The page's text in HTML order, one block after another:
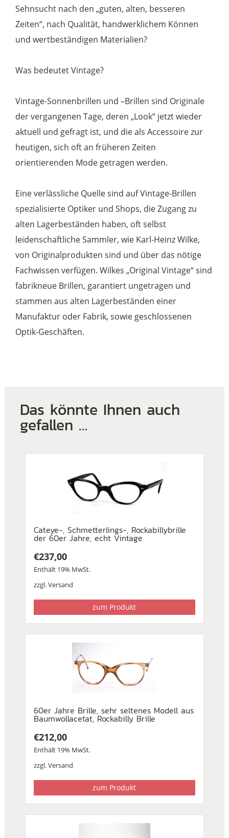
Sehnsucht nach den „guten, alten, besseren
Zeiten“, nach Qualität, handwerklichem Können
und wertbeständigen Materialien?
Was bedeutet Vintage?
Vintage-Sonnenbrillen und –Brillen sind Originale
der vergangenen Tage, deren „Look“ jetzt wieder
aktuell und gefragt ist, und die als Accessoire zur
heutigen, sich oft an früheren Zeiten
orientierenden Mode getragen werden.
Eine verlässliche Quelle sind auf Vintage-Brillen
spezialisierte Optiker und Shops, die Zugang zu
alten Lagerbeständen haben, oft selbst
leidenschaftliche Sammler, wie Karl-Heinz Wilke,
von Originalprodukten sind und über das nötige
Fachwissen verfügen. Wilkes „Original Vintage“ sind
fabrikneue Brillen, garantiert ungetragen und
stammen aus alten Lagerbeständen einer
Manufaktur oder Fabrik, sowie geschlossenen
Optik-Geschäften.
Das könnte Ihnen auch
gefallen …
Cateye-, Schmetterlings-, Rockabillybrille
der 60er Jahre, echt Vintage
€237,00
Enthält 19% MwSt.
zzgl.Versand
zum Produkt
60er Jahre Brille, sehr seltenes Modell aus
Baumwollacetat, Rockabilly Brille
€212,00
Enthält 19% MwSt.
zzgl.Versand
zum Produkt